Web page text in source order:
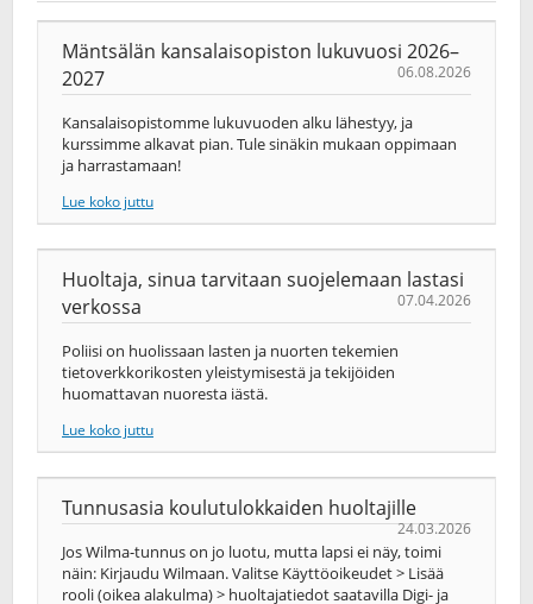
Mäntsälän kansalaisopiston lukuvuosi 2026–
2027
06.08.2026
Kansalaisopistomme lukuvuoden alku lähestyy, ja
kurssimme alkavat pian. Tule sinäkin mukaan oppimaan
ja harrastamaan!
Lue koko juttu
Huoltaja, sinua tarvitaan suojelemaan lastasi
verkossa
07.04.2026
Poliisi on huolissaan lasten ja nuorten tekemien
tietoverkkorikosten yleistymisestä ja tekijöiden
huomattavan nuoresta iästä.
Lue koko juttu
Tunnusasia koulutulokkaiden huoltajille
24.03.2026
Jos Wilma-tunnus on jo luotu, mutta lapsi ei näy, toimi
näin: Kirjaudu Wilmaan. Valitse Käyttöoikeudet > Lisää
rooli (oikea alakulma) > huoltajatiedot saatavilla Digi- ja